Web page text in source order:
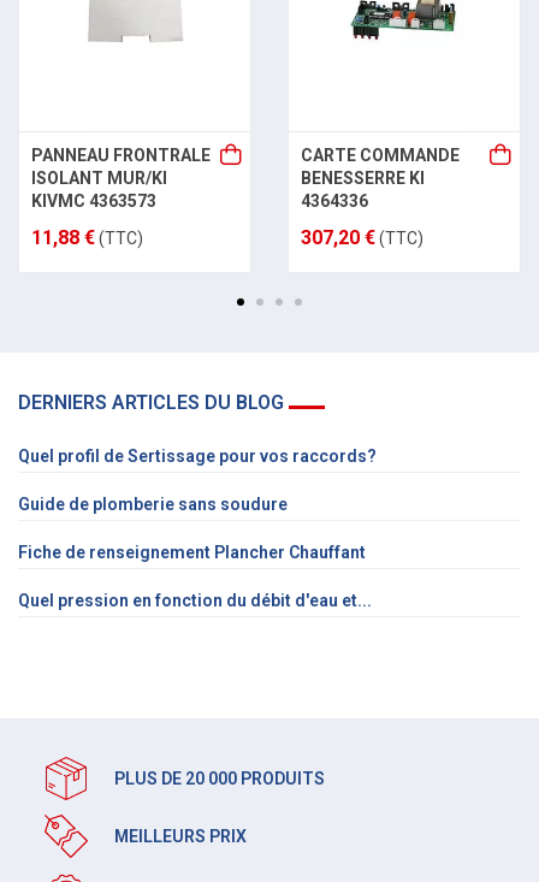
PANNEAU FRONTRALE
ISOLANT MUR/KI
KIVMC 4363573
11,88 €(TTC)
CARTE COMMANDE
BENESSERRE KI
4364336
307,20 €(TTC)
DERNIERS ARTICLES DU BLOG
Quel profil de Sertissage pour vos raccords?
Guide de plomberie sans soudure
Fiche de renseignement Plancher Chauffant
Quel pression en fonction du débit d'eau et...
PLUS DE 20 000 PRODUITS
MEILLEURS PRIX